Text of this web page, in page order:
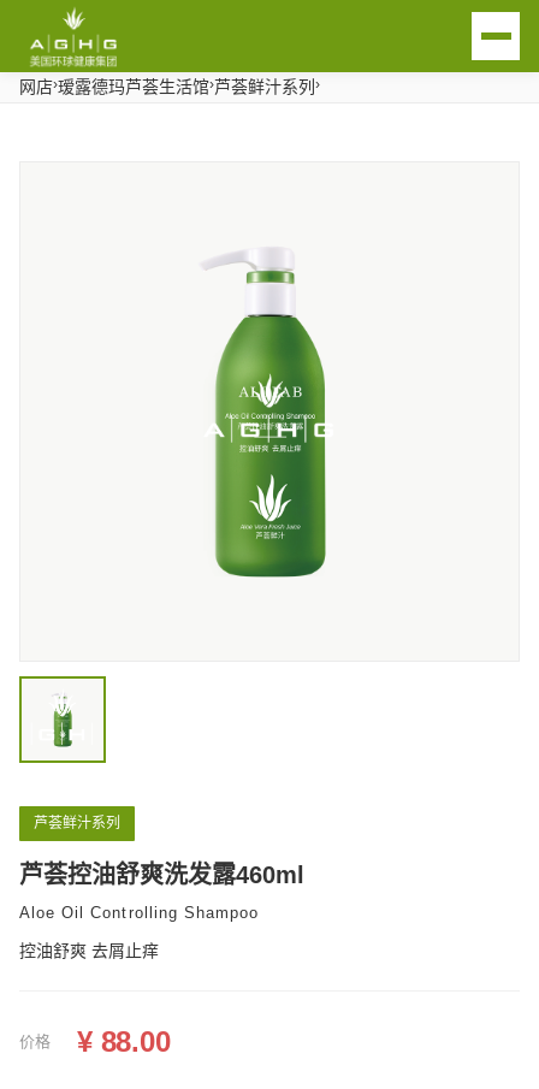
传统渠道瑷露德玛品牌
国际化市场布局与合作
网店›瑷露德玛芦荟生活馆›芦荟鲜汁系列 ›
芦荟鲜汁系列
芦荟控油舒爽洗发露460ml
Aloe Oil Controlling Shampoo
控油舒爽 去屑止痒
价格 ¥ 88.00